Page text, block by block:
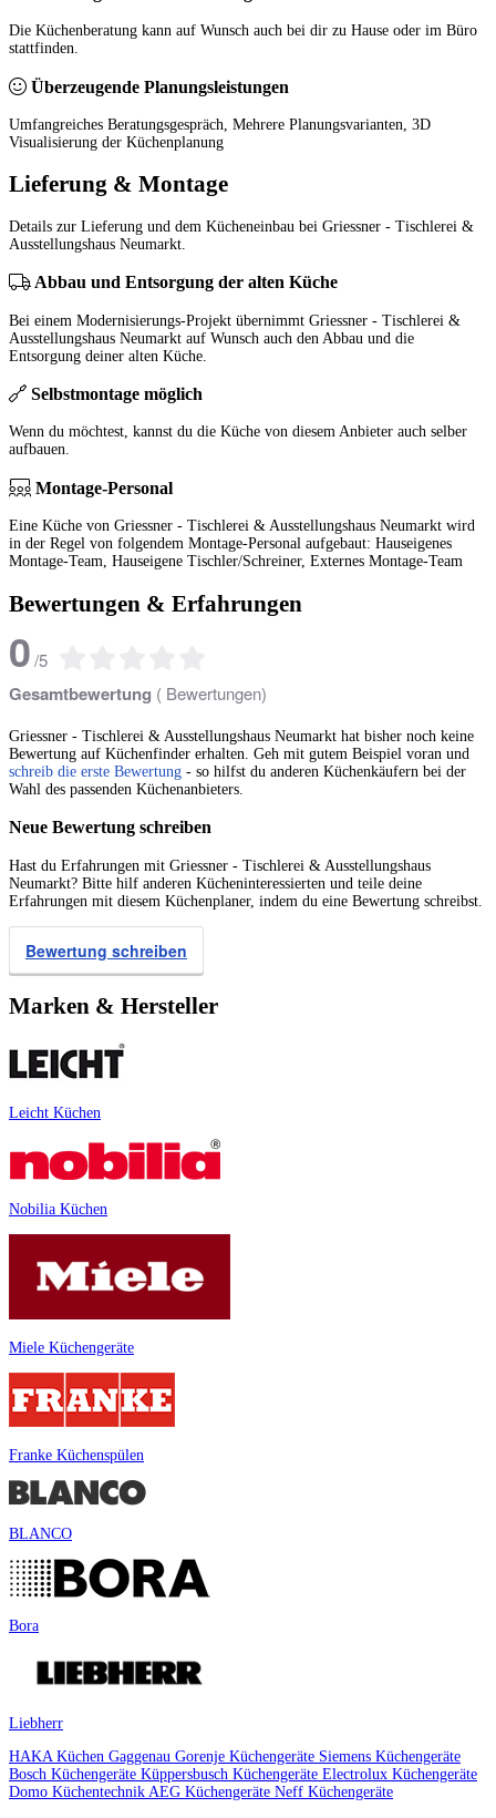
Die Küchenberatung kann auf Wunsch auch bei dir zu Hause oder im Büro
stattfinden.
Überzeugende Planungsleistungen
Umfangreiches Beratungsgespräch, Mehrere Planungsvarianten, 3D
Visualisierung der Küchenplanung
Lieferung & Montage
Details zur Lieferung und dem Kücheneinbau bei Griessner - Tischlerei &
Ausstellungshaus Neumarkt.
Abbau und Entsorgung der alten Küche
Bei einem Modernisierungs-Projekt übernimmt Griessner - Tischlerei &
Ausstellungshaus Neumarkt auf Wunsch auch den Abbau und die
Entsorgung deiner alten Küche.
Selbstmontage möglich
Wenn du möchtest, kannst du die Küche von diesem Anbieter auch selber
aufbauen.
Montage-Personal
Eine Küche von Griessner - Tischlerei & Ausstellungshaus Neumarkt wird
in der Regel von folgendem Montage-Personal aufgebaut: Hauseigenes
Montage-Team, Hauseigene Tischler/Schreiner, Externes Montage-Team
Bewertungen & Erfahrungen
0/5
Gesamtbewertung ( Bewertungen)
Griessner - Tischlerei & Ausstellungshaus Neumarkt hat bisher noch keine
Bewertung auf Küchenfinder erhalten. Geh mit gutem Beispiel voran und
schreib die erste Bewertung - so hilfst du anderen Küchenkäufern bei der
Wahl des passenden Küchenanbieters.
Neue Bewertung schreiben
Hast du Erfahrungen mit Griessner - Tischlerei & Ausstellungshaus
Neumarkt? Bitte hilf anderen Kücheninteressierten und teile deine
Erfahrungen mit diesem Küchenplaner, indem du eine Bewertung schreibst.
Bewertung schreiben
Marken & Hersteller
Leicht Küchen
Nobilia Küchen
Miele Küchengeräte
Franke Küchenspülen
BLANCO
Bora
Liebherr
HAKA Küchen Gaggenau Gorenje Küchengeräte Siemens Küchengeräte
Bosch Küchengeräte Küppersbusch Küchengeräte Electrolux Küchengeräte
Domo Küchentechnik AEG Küchengeräte Neff Küchengeräte